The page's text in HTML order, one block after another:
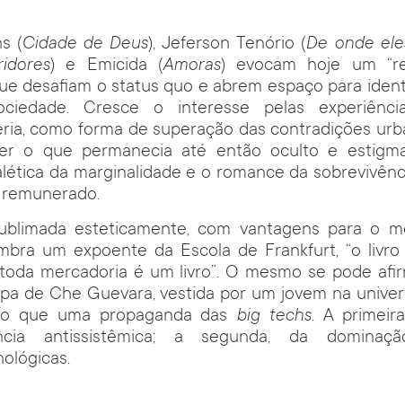
(Cidade de Deus), Jeferson Tenório (De onde
) e Emicida (Amoras) evocam hoje um
desafiam o status quo e abrem espaço para
Cresce o interesse pelas
como forma de superação das contradições
o que permanecia até então oculto e
da marginalidade e o romance da
esteticamente, com vantagens para o
um expoente da Escola de Frankfurt, “o
mercadoria é um livro”. O mesmo se pode
de Che Guevara, vestida por um jovem na
que uma propaganda das big techs. A
antissistêmica; a segunda, da